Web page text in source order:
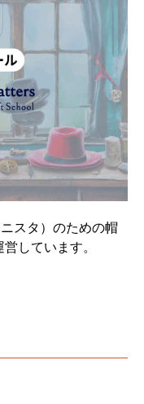
スタ）のための帽
しています。